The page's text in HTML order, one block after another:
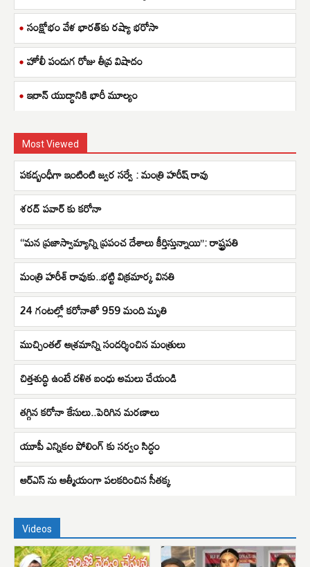
సంక్షోభం వేళ భారత్‌కు రష్యా భరోసా
హోలీ పండుగ రోజు తీవ్ర విషాదం
ఇరాన్ యుద్ధానికి భారీ మూల్యం
Most Viewed
పకడ్బంధీగా ఇంటింటి జ్వర సర్వే : మంత్రి హరీష్ రావు
శరద్ పవార్ కు కరోనా
“మన ప్రజాస్వామ్యాన్ని ప్రపంచ దేశాలు కీర్తిస్తున్నాయి”: రాష్ట్రపతి
మంత్రి హరీశ్ రావుకు..భట్టి విక్రమార్క వినతి
24 గంటల్లో కరోనాతో 959 మంది మృతి
ముచ్చింతల్ ఆశ్రమాన్ని సందర్శించిన మంత్రులు
చిత్తశుద్ధి ఉంటే దళిత బంధు అమలు చేయండి
తగ్గిన కరోనా కేసులు..పెరిగిన మరణాలు
యూపీ ఎన్నికల పోలింగ్ కు సర్వం సిద్ధం
ఆర్ఎస్ ను ఆత్మీయంగా పలకరించిన సీతక్క
Videos